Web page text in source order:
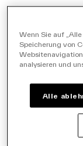
Captana
Wenn Sie auf
Speicherung von
analysieren und
Alle